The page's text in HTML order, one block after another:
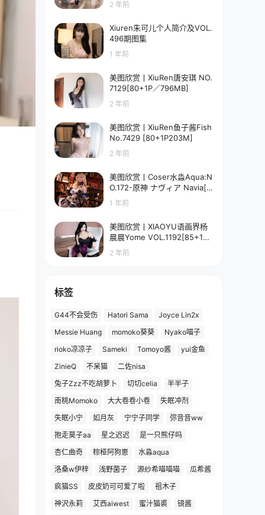
2 年前
Xiuren朱可儿个人简介及VOL.
496期图集
1 年前
美图欣赏丨XiuRen唐安琪 NO.
7129[80+1P／796MB]
2 年前
美图欣赏丨XiuRen鱼子酱Fish
No.7429 [80+1P203M]
2 年前
美图欣赏丨Coser水淼Aqua:N
O.172-原神 ナヴィア Navia[5
8P-90.7M]
1 年前
美图欣赏丨XIAOYU语画界杨
晨晨Yome VOL.1192[85+1P
／673MB]
2 年前
标签
G44不会受伤 Hatori Sama
Joyce Lin2x
Messie Huang
momoko葵葵
Nyako喵子
rioko凉凉子
Sameki Tomoyo酱
yui金鱼
ZinieQ
不呆猫
二佐nisa
兔子Zzz不吃胡萝卜
切切celia
半半子
南桃Momoko
大大卷卷小卷
失眠冲剂
失眠小宁
如月灰 宁宁子同学
弥音音ww
抱走莫子aa
星之迟迟
是一只熊仔吗
杏仁曲奇
棕桠阿狗崽
水淼aqua
洛桑w伊梓
浅野菌子 源纱希喵喵喵
瓜希酱
疯猫SS
皮皮奶可可爱了啦
祖木子
神沢永莉
艾西aiwest 蜜汁猫裘
镜酱